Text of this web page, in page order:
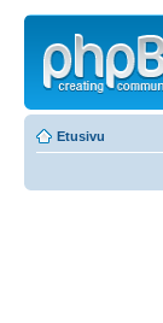
Etusivu